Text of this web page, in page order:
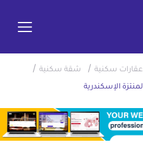
عقارات سكنية / شقة سكنية /